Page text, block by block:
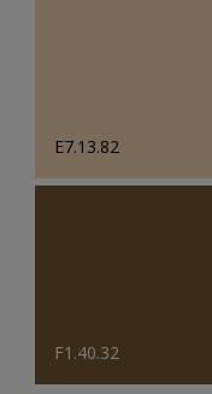
E7.13.82
F1.40.32